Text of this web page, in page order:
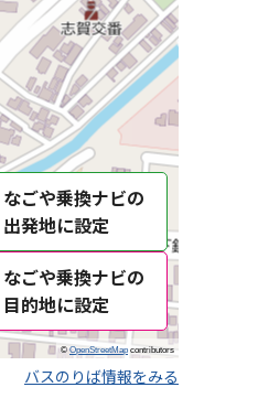
©OpenStreetMap contributors
なごや乗換ナビの
出発地に設定
なごや乗換ナビの
目的地に設定
バスのりば情報をみる